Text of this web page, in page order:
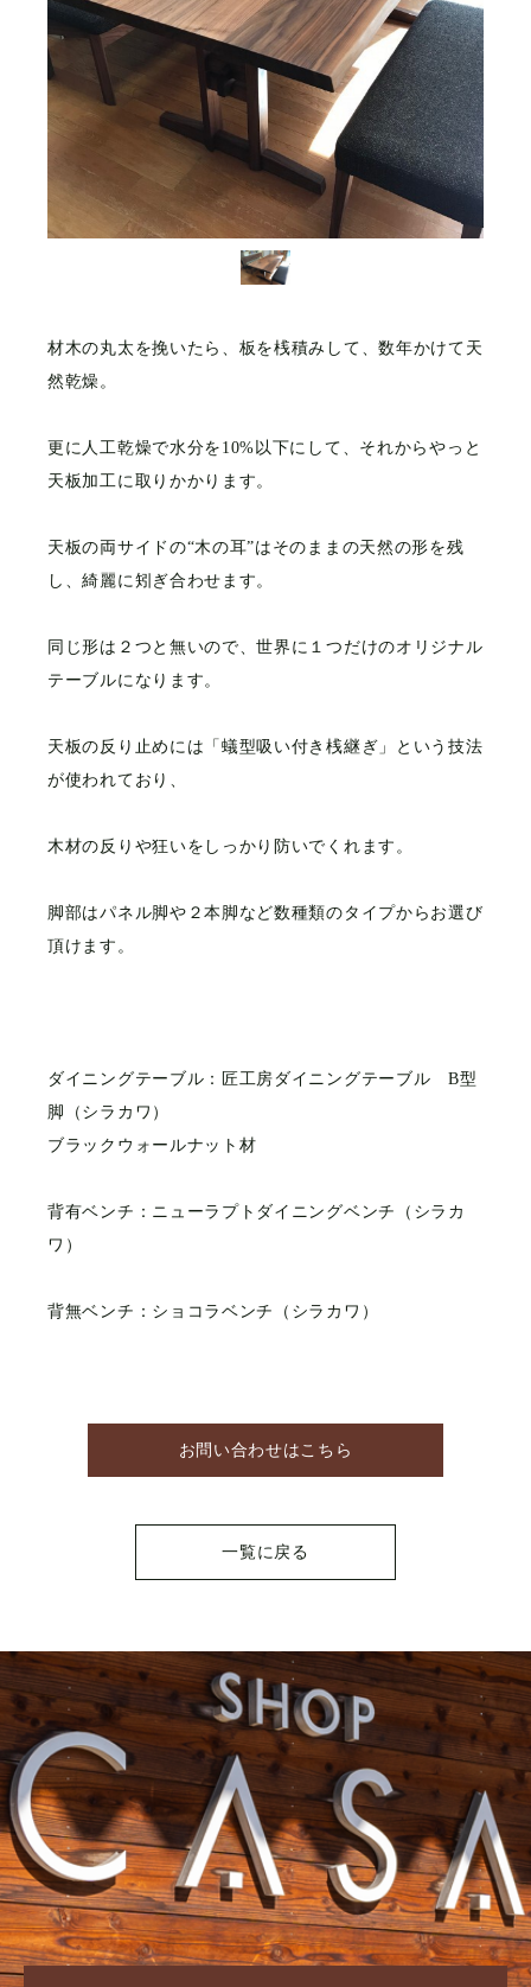
材木の丸太を挽いたら、板を桟積みして、数年かけて天
然乾燥。
更に人工乾燥で水分を10%以下にして、それからやっと
天板加工に取りかかります。
天板の両サイドの“木の耳”はそのままの天然の形を残
し、綺麗に矧ぎ合わせます。
同じ形は２つと無いので、世界に１つだけのオリジナル
テーブルになります。
天板の反り止めには「蟻型吸い付き桟継ぎ」という技法
が使われており、
木材の反りや狂いをしっかり防いでくれます。
脚部はパネル脚や２本脚など数種類のタイプからお選び
頂けます。
ダイニングテーブル：匠工房ダイニングテーブル B型
脚（シラカワ）
ブラックウォールナット材
背有ベンチ：ニューラプトダイニングベンチ（シラカ
ワ）
背無ベンチ：ショコラベンチ（シラカワ）
お問い合わせはこちら
一覧に戻る